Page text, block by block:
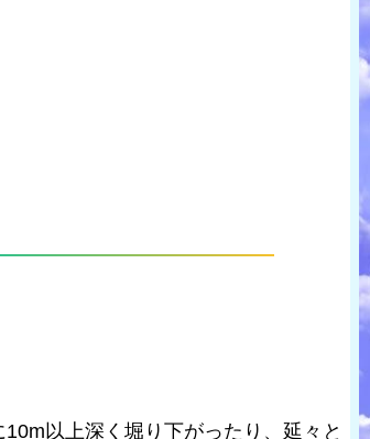
以上深く堀り下がったり、延々と